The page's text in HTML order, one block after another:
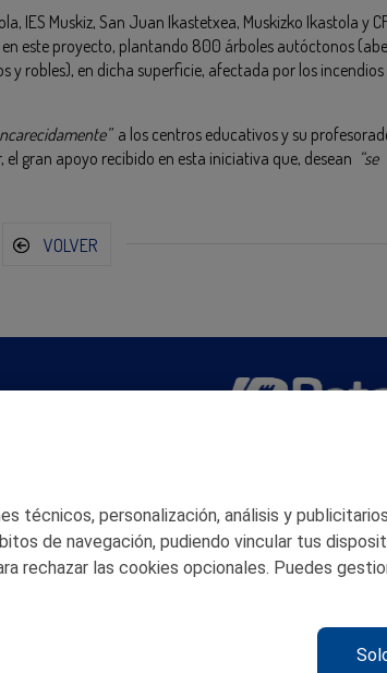
IES Muskiz, San Juan Ikastetxea, Muskizko Ikastola y
este proyecto, plantando 800 árboles autóctonos
y robles), en dicha superficie, afectada por los incendios
a los centros educativos y su
gran apoyo recibido en esta iniciativa que, desean “se
VOLVER
© 2026 Petronor S.A.
técnicos, personalización, análisis y
de navegación, pudiendo vincular tus
rechazar las cookies opcionales. Puedes